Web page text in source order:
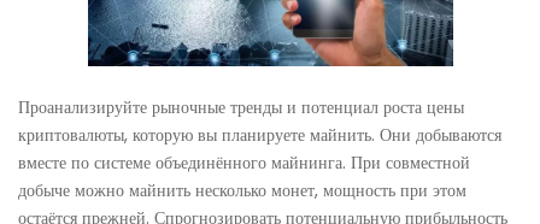
Проанализируйте рыночные тренды и потенциал роста цены
криптовалюты, которую вы планируете майнить. Они добываются
вместе по системе объединённого майнинга. При совместной
добыче можно майнить несколько монет, мощность при этом
остаётся прежней. Спрогнозировать потенциальную прибыльность